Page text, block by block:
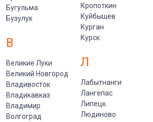
Бугульма
Бузулук
В
Великие Луки
Великий Новгород
Владивосток
Владикавказ
Владимир
Волгоград
Кропоткин
Куйбышев
Курган
Курск
Л
Лабытнанги
Лангепас
Липецк
Людиново